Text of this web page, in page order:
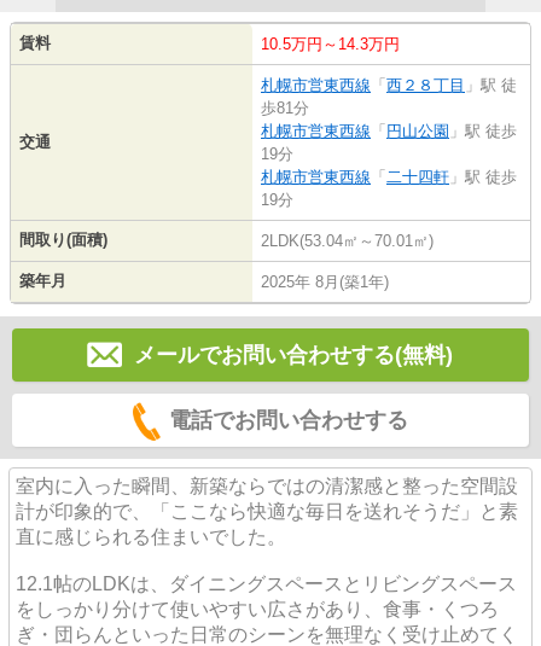
賃料 10.5万円～14.3万円
交通
札幌市営東西線 「西２８丁目 」駅 徒
歩81分
札幌市営東西線 「円山公園 」駅 徒歩
19分
札幌市営東西線 「 二十四軒 」駅 徒歩
19分
間取り(面積) 2LDK(53.04㎡～70.01㎡)
築年月 2025年 8月(築1年)
メールでお問い合わせする(無料)
電話でお問い合わせする
室内に入った瞬間、新築ならではの清潔感と整った空間設
計が印象的で、「ここなら快適な毎日を送れそうだ」と素
直に感じられる住まいでした。
12.1帖のLDKは、ダイニングスペースとリビングスペース
をしっかり分けて使いやすい広さがあり、食事・くつろ
ぎ・団らんといった日常のシーンを無理なく受け止めてく